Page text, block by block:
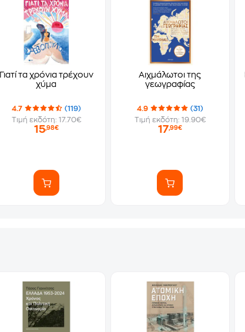
Γιατί τα χρόνια τρέχουν
χύμα
4.7
(119)
Τιμή εκδότη: 17.70€
15,98€
Αιχμάλωτοι της
γεωγραφίας
4.9
(31)
Τιμή εκδότη: 19.90€
17,99€